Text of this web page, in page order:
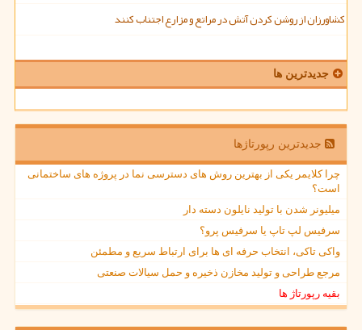
کشاورزان از روشن کردن آتش در مراتع و مزارع اجتناب کنند
جدیدترین ها
جدیدترین رپورتاژها
چرا کلایمر یکی از بهترین روش های دسترسی نما در پروژه های ساختمانی
است؟
میلیونر شدن با تولید نایلون دسته دار
سرفیس لپ تاپ یا سرفیس پرو؟
واکی تاکی، انتخاب حرفه ای ها برای ارتباط سریع و مطمئن
مرجع طراحی و تولید مخازن ذخیره و حمل سیالات صنعتی
بقیه رپورتاژ ها